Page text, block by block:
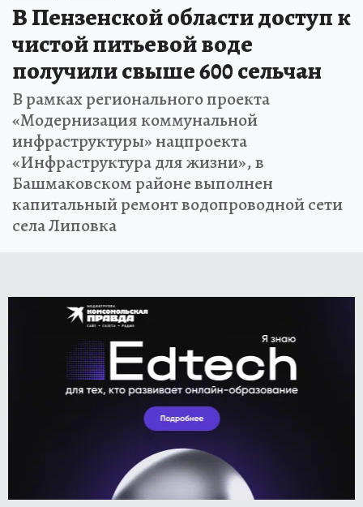
В Пензенской области доступ к
чистой питьевой воде
получили свыше 600 сельчан
В рамках регионального проекта
«Модернизация коммунальной
инфраструктуры» нацпроекта
«Инфраструктура для жизни», в
Башмаковском районе выполнен
капитальный ремонт водопроводной сети
села Липовка